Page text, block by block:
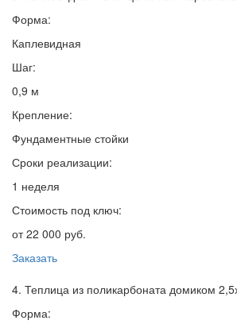
Форма:
Каплевидная
Шаг:
0,9 м
Крепление:
Фундаментные стойки
Сроки реализации:
1 неделя
Стоимость под ключ:
от 22 000 руб.
Заказать
4. Теплица из поликарбоната домиком
Форма: